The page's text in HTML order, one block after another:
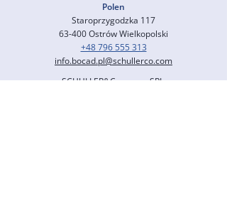
Polen
Staroprzygodzka 117
63-400 Ostrów Wielkopolski
+48 796 555 313
info.bocad.pl@schullerco.com
SCHULLER&Company SRL